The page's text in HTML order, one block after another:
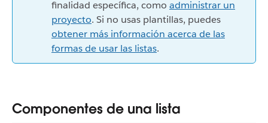
finalidad específica, como administrar un
proyecto. Si no usas plantillas, puedes
obtener más información acerca de las
formas de usar las listas.
Componentes de una lista